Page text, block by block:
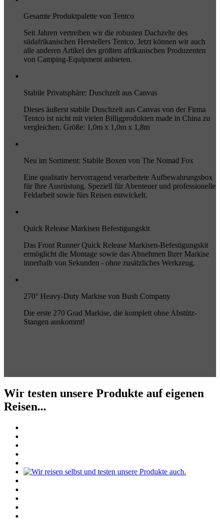
Gesamte Produktpalette von Tentco
Seit Jahren vertreiben wir die robusten Dachzelte des
südafrikanischen Herstellers Tentco. Jetzt können wir auch
alle anderen Artikel des größten afrikanischen Produzenten
von Camping-Equipment anbieten.
Stabile Privatsphäre: Duschzelt aus Canvas
Dieses äußerst stabile Duschzelt aus Canvas von der Firma
Tentco ist nicht mit vielen Billigprodukten made in China zu
vergleichen. Größe: 1,0m x 1,0m x 1,8m
Neu im Sortiment: Stabile Boxen von The Nomad Fox
Eine qualitativ hervorragend verarbeitete Aufbewahrungsbox
für Ihre Ausrüstung. Speziell für Abenteuer und professionelle
Feldarbeit sowie fürs Reisen entwickelt.
Quick Release Markisen Befestigungskit
Das Front Runner Quick Release Markisen-Befestigungskit
ermöglicht die Montage sowie das Abnehmen Ihrer Markise
innerhalb von Sekunden - ohne zusätzliches Werkzeug.
270° Heavy-Duty Markise von Bush Company
Die erste 270 Grad Markise, die komplett ohne Abstütz-
Stangen auskommt!
Wir testen unsere Produkte auf eigenen
Reisen...